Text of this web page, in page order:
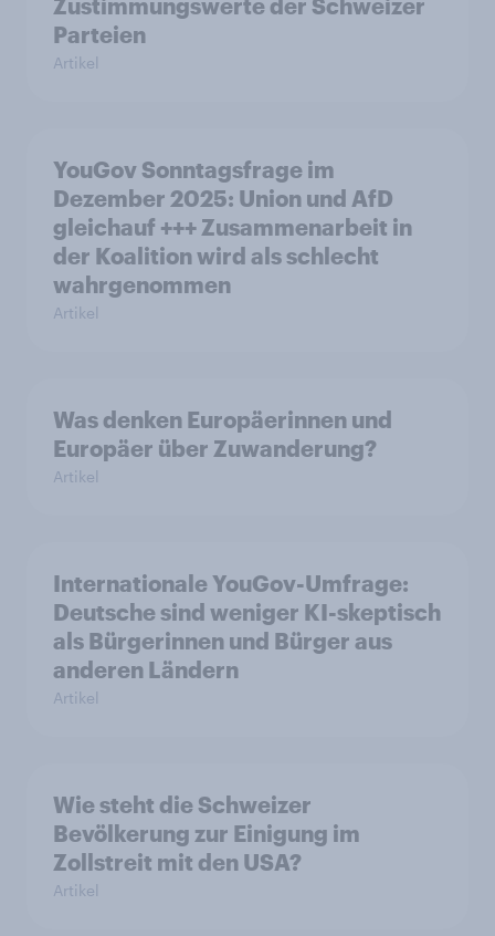
Zustimmungswerte der Schweizer
Parteien
Artikel
YouGov Sonntagsfrage im
Dezember 2025: Union und AfD
gleichauf +++ Zusammenarbeit in
der Koalition wird als schlecht
wahrgenommen
Artikel
Was denken Europäerinnen und
Europäer über Zuwanderung?
Artikel
Internationale YouGov-Umfrage:
Deutsche sind weniger KI-skeptisch
als Bürgerinnen und Bürger aus
anderen Ländern
Artikel
Wie steht die Schweizer
Bevölkerung zur Einigung im
Zollstreit mit den USA?
Artikel